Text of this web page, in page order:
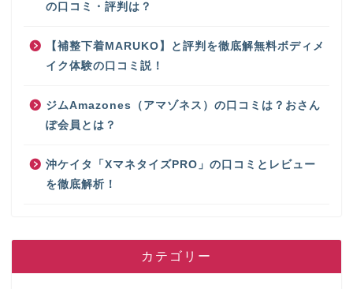
の口コミ・評判は？
【補整下着MARUKO】と評判を徹底解無料ボディメ
イク体験の口コミ説！
ジムAmazones（アマゾネス）の口コミは？おさん
ぽ会員とは？
沖ケイタ「XマネタイズPRO」の口コミとレビュー
を徹底解析！
カテゴリー